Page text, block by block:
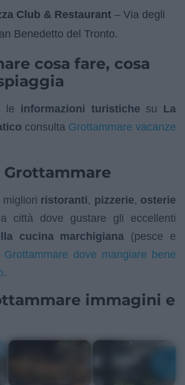
Club & Restaurant – Via degli
Benedetto del Tronto.
cosa fare, cosa
le informazioni turistiche su La
consulta Grottammare vacanze
Grottammare
ristoranti, pizzerie, osterie
città dove gustare gli eccellenti
cucina marchigiana (pesce e
Grottammare dove mangiare bene
.
immagini e